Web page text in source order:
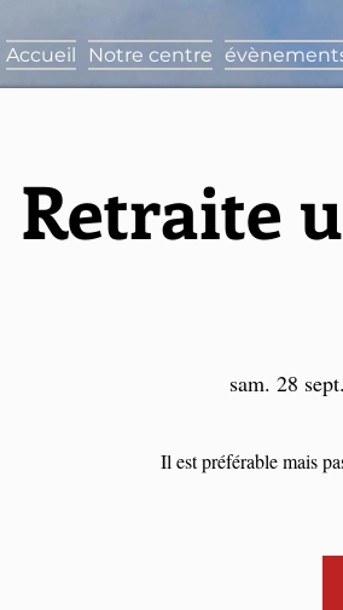
Accueil Notre centre
Retraite
sam. 28 sept.
Il est préférable mais